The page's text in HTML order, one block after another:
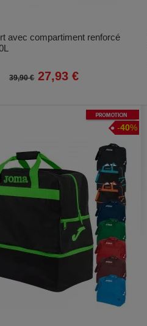
avec compartiment renforcé
39,90 € 27,93 €
Promotion
-40%